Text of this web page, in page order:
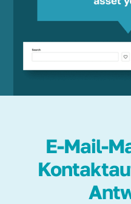
E-Mail-